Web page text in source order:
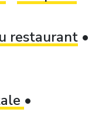
restaurant